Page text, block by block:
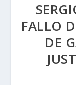
FALLO
DE